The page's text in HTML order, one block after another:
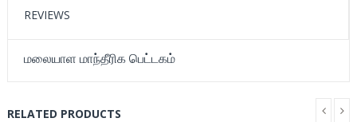
REVIEWS
மலையாள மாந்தீரிக பெட்டகம்
RELATED PRODUCTS